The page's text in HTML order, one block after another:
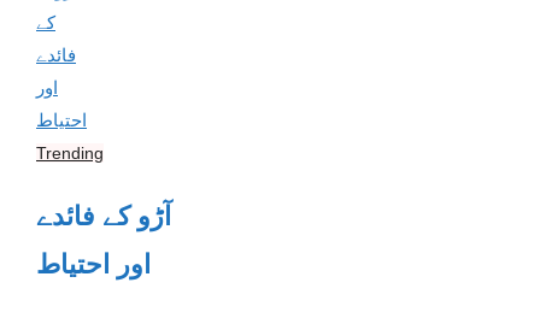
Trending
آڑو کے فائدے
اور احتیاط